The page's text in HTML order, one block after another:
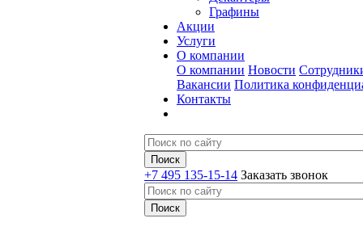
Графины
Акции
Услуги
О компании
О компании Новости
Вакансии Политика
Контакты
+7 495 135-15-14 Заказать звонок